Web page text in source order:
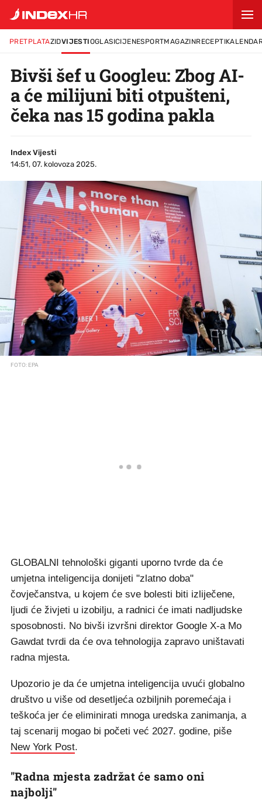
PRETPLATAZIDVIJESTIOGLASICIJENESPORTMAGAZINRECEPTI
Bivši šef u Googleu: Zbog AI-
a će milijuni biti otpušteni,
čeka nas 15 godina pakla
Index Vijesti
14:51, 07. kolovoza 2025.
FOTO: EPA
GLOBALNI tehnološki giganti uporno tvrde da će
umjetna inteligencija donijeti "zlatno doba"
čovječanstva, u kojem će sve bolesti biti izliječene,
ljudi će živjeti u izobilju, a radnici će imati nadljudske
sposobnosti. No bivši izvršni direktor Google X-a Mo
Gawdat tvrdi da će ova tehnologija zapravo uništavati
radna mjesta.
Upozorio je da će umjetna inteligencija uvući globalno
društvo u više od desetljeća ozbiljnih poremećaja i
teškoća jer će eliminirati mnoga uredska zanimanja, a
taj scenarij mogao bi početi već 2027. godine, piše
New York Post.
"Radna mjesta zadržat će samo oni
najbolji"